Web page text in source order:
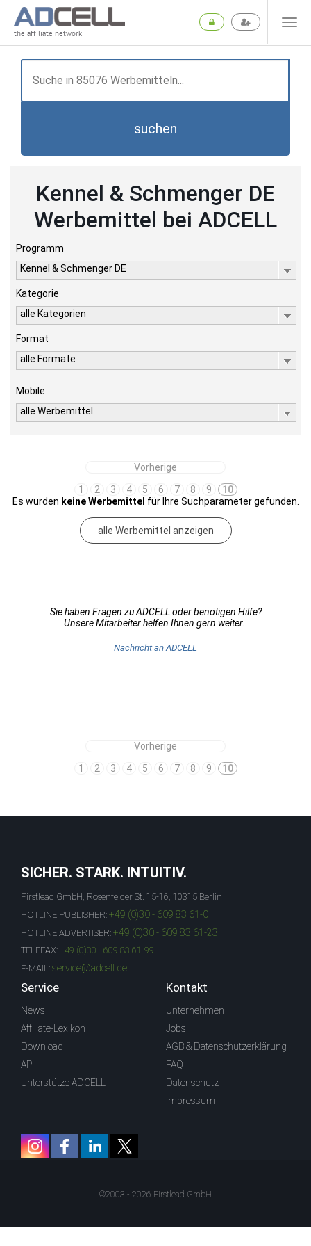
the affiliate network
suchen
Kennel & Schmenger DE
Werbemittel bei ADCELL
Programm
Kennel & Schmenger DE
Kategorie
alle Kategorien
Format
alle Formate
Mobile
alle Werbemittel
Vorherige
1
2 3 4 5 6 7 8 9
10
Es wurden keine Werbemittel für Ihre Suchparameter gefunden.
alle Werbemittel anzeigen
Sie haben Fragen zu ADCELL oder benötigen Hilfe?
Unsere Mitarbeiter helfen Ihnen gern weiter..
Nachricht an ADCELL
Vorherige
1
2 3 4 5 6 7 8 9 10
SICHER. STARK. INTUITIV.
Firstlead GmbH, Rosenfelder St. 15-16, 10315 Berlin
HOTLINE PUBLISHER: +49 (0)30 - 609 83 61-0
HOTLINE ADVERTISER: +49 (0)30 - 609 83 61-23
TELEFAX: +49 (0)30 - 609 83 61-99
E-MAIL: service@adcell.de
Service
News
Affiliate-Lexikon
Download
API
Unterstütze ADCELL
Kontakt
Unternehmen
Jobs
AGB & Datenschutzerklärung
FAQ
Datenschutz
Impressum
©2003 - 2026 Firstlead GmbH